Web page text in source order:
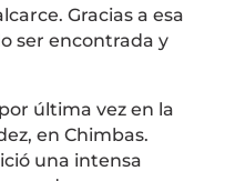
Gracias a esa
ser encontrada y
última vez en la
en Chimbas.
una intensa